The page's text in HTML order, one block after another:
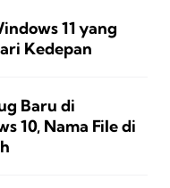
11 yang
Kedepan
Baru di
10, Nama File di